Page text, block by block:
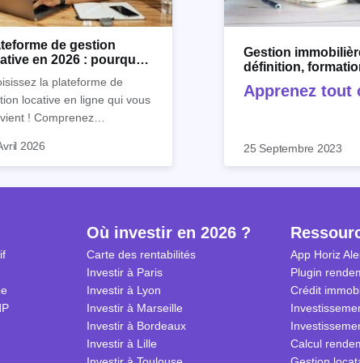
de gestion
en 2026 : pourquoi
la plateforme de
locative en ligne qui vous
! Comprenez
les outils de gestion
2026
Gestion
définition,
Apprenez tout
25 Septembre 2023
Où investir en 2026 ?
Carte des rentabilités
Investir à Paris
Investir à Lyon
Investir à Marseille
Investir à Bordeaux
Investir à Lille
App Horiz
Plugin
Crédit
Calcul